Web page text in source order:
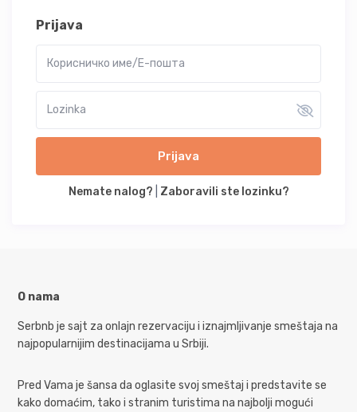
Prijava
Prijava
Nemate nalog? Zaboravili ste lozinku?
O nama
Serbnb je sajt za onlajn rezervaciju i iznajmljivanje smeštaja na
najpopularnijim destinacijama u Srbiji.
Pred Vama je šansa da oglasite svoj smeštaj i predstavite se
kako domaćim, tako i stranim turistima na najbolji mogući